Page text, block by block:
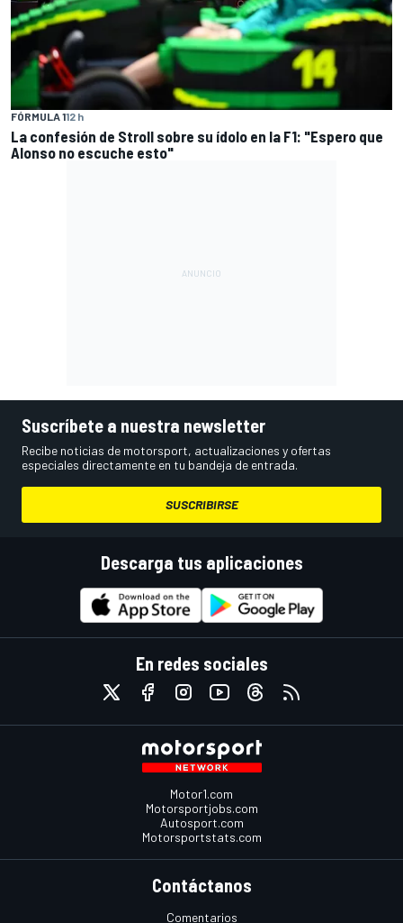
FÓRMULA 112 h
La confesión de Stroll sobre su ídolo en la F1: "Espero que
Alonso no escuche esto"
Suscríbete a nuestra newsletter
Recibe noticias de motorsport, actualizaciones y ofertas
especiales directamente en tu bandeja de entrada.
SUSCRIBIRSE
Descarga tus aplicaciones
En redes sociales
Motor1.com
Motorsportjobs.com
Autosport.com
Motorsportstats.com
Contáctanos
Comentarios